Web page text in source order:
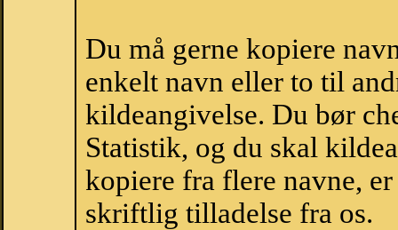
Du må gerne kopiere
enkelt navn eller to til
kildeangivelse. Du bør
Statistik, og du skal
kopiere fra flere navne,
skriftlig tilladelse fra os.